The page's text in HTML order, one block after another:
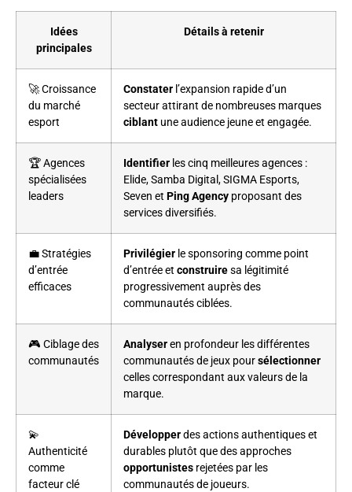
Idées
principales
Détails à retenir
🚀 Croissance
du marché
esport
Constater l’expansion rapide d’un
secteur attirant de nombreuses marques
ciblant une audience jeune et engagée.
🏆 Agences
spécialisées
leaders
Identifier les cinq meilleures agences :
Elide, Samba Digital, SIGMA Esports,
Seven et Ping Agency proposant des
services diversifiés.
💼 Stratégies
d’entrée
efficaces
Privilégier le sponsoring comme point
d’entrée et construiresa légitimité
progressivement auprès des
communautés ciblées.
🎮 Ciblage des
communautés
Analyseren profondeur les différentes
communautés de jeux poursélectionner
celles correspondant aux valeurs de la
marque.
💫
Authenticité
comme
facteur clé
Développerdes actions authentiques et
durables plutôt que des approches
opportunistes rejetées par les
communautés de joueurs.